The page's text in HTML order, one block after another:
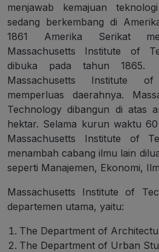
menjawab kemajuan
sedang berkembang di
1861 Amerika Serikat
Massachusetts Institute of
dibuka pada tahun 1865.
Massachusetts Institute
memperluas daerahnya.
Technology dibangun di atas
hektar. Selama kurun waktu
Massachusetts Institute of
menambah cabang ilmu lain
seperti Manajemen, Ekonomi,
Massachusetts Institute of
departemen utama, yaitu:
The Department of
The Department of Urban